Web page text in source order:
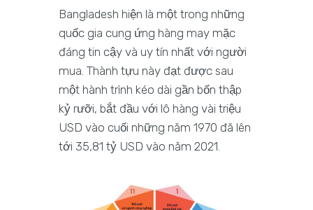
Bangladesh hiện là một trong những
quốc gia cung ứng hàng may mặc
đáng tin cậy và uy tín nhất với người
mua. Thành tựu này đạt được sau
một hành trình kéo dài gần bốn thập
kỷ rưỡi, bắt đầu với lô hàng vài triệu
USD vào cuối những năm 1970 đã lên
tới 35,81 tỷ USD vào năm 2021.